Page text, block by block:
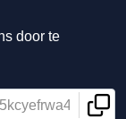
door te